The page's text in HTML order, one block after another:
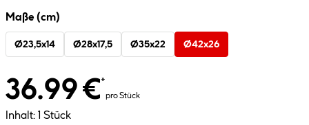
Maße (cm)
Ø23,5x14 Ø28x17,5 Ø35x22 Ø42x26
36.99 €*
pro Stück
Inhalt: 1 Stück